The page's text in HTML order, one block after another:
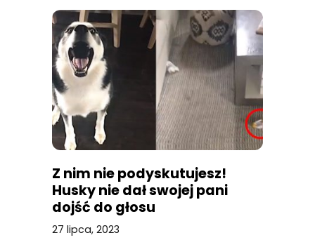
Z nim nie podyskutujesz!
Husky nie dał swojej pani
dojść do głosu
27 lipca, 2023